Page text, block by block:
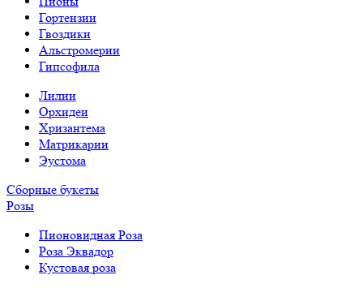
Гортензии
Гвоздики
Альстромерии
Гипсофила
Лилии
Орхидеи
Хризантема
Матрикарии
Эустома
Сборные букеты
Розы
Пионовидная Роза
Роза Эквадор
Кустовая роза